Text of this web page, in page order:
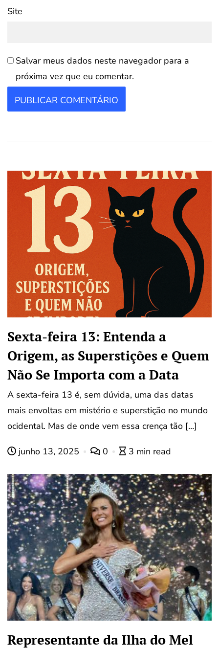
Site
Salvar meus dados neste navegador para a
próxima vez que eu comentar.
Sexta-feira 13: Entenda a
Origem, as Superstições e Quem
Não Se Importa com a Data
A sexta-feira 13 é, sem dúvida, uma das datas
mais envoltas em mistério e superstição no mundo
ocidental. Mas de onde vem essa crença tão […]
junho 13, 2025 0 3 min read
Representante da Ilha do Mel